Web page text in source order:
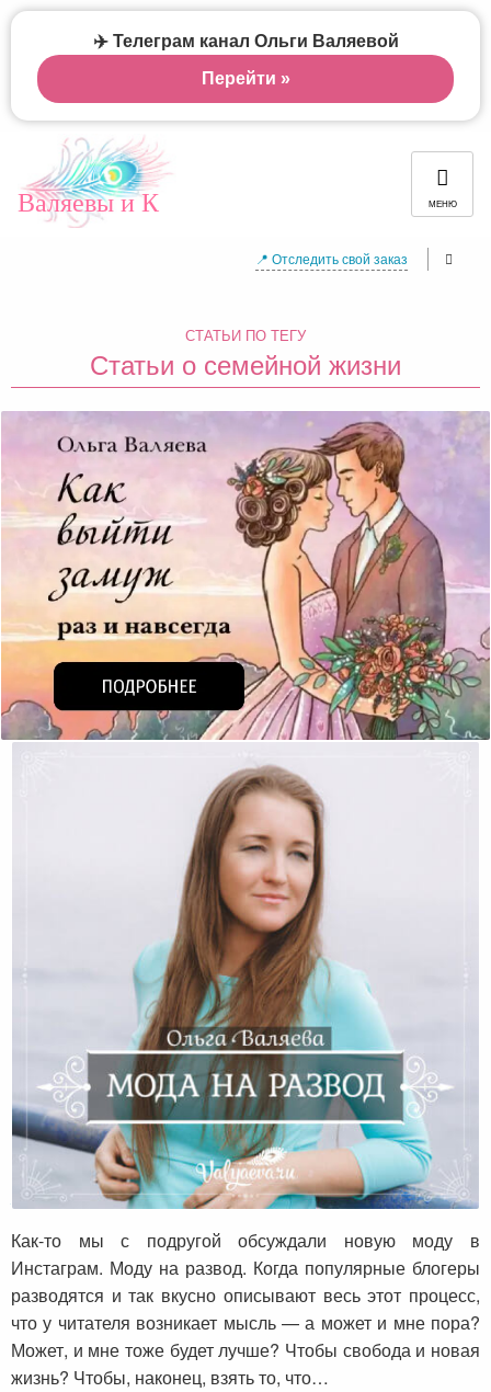
Валяевы и К МЕНЮ
📍 Отследить свой заказ
СТАТЬИ ПО ТЕГУ
Статьи о семейной жизни
Мода на развод
Как-то мы с подругой обсуждали новую моду в
Инстаграм. Моду на развод. Когда популярные блогеры
разводятся и так вкусно описывают весь этот процесс,
что у читателя возникает мысль — а может и мне пора?
Может, и мне тоже будет лучше? Чтобы свобода и новая
жизнь? Чтобы, наконец, взять то, что…
✈️ Телеграм канал Ольги Валяевой
Перейти »